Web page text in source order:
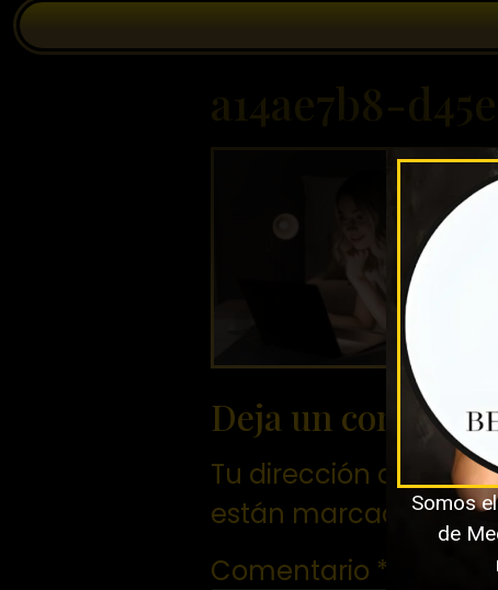
a14ae7b8-
Deja un
Tu dirección de
están marcados con
Comentario *
Somos
de